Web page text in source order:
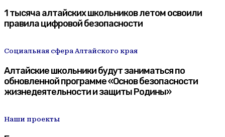
1 тысяча алтайских школьников летом освоили
правила цифровой безопасности
Социальная сфера Алтайского края
Алтайские школьники будут заниматься по
обновленной программе «Основ безопасности
жизнедеятельности и защиты Родины»
Наши проекты